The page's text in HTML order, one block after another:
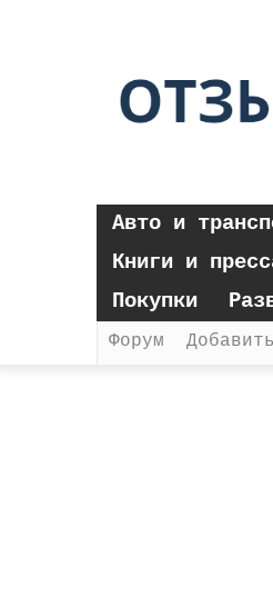
Авто и
Книги и
Покупки
Форум